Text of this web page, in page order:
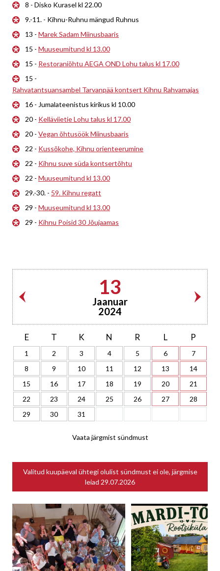
8 - Disko Kurasel kl 22.00
9.-11. - Kihnu-Ruhnu mängud Ruhnus
13 - Marek Sadam Miinusbaaris
15 - Muuseumitund kl 13.00
15 - Restoraniõhtu AEGA OND Lohu talus kl 17.00
15 -
Rahvatantsuansambel Tarvanpää kontsert Kihnu Rahvamajas
16 - Jumalateenistus kirikus kl 10.00
20 - Kelläviietie Lohu talus kl 17.00
20 - Vegan õhtusöök Miinusbaaris
22 - Kussõkohe, Kihnu orienteerumine
22 - Kihnu suve süda kontsertõhtu
22 - Muuseumitund kl 13.00
29.-30. - 59. Kihnu regatt
29 - Muuseumitund kl 13.00
29 - Kihnu Poisid 30 Jõujaamas
13
Jaanuar
2024
E T K N R L P
1 2 3 4 5 6
7
8
9 10 11 12 13
14
15
16 17 18 19 20
21
22
23 24 25 26 27
28
29
30 31
Vaata järgmist sündmust
Valitud kuupäeval ühtegi olulist sündmust ei ole, järgmise
leiad 29.07.2026